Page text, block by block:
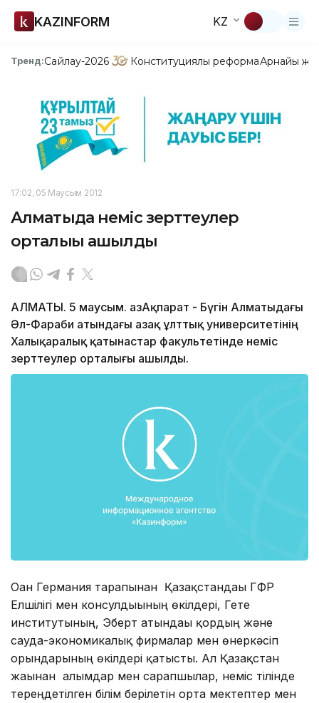
KAZINFORM KZ
Тренд:Сайлау-2026 Конституциялық реформаАрнайы
17:02, 05 Маусым 2012
Алматыда неміс зерттеулер
орталығы ашылды
АЛМАТЫ. 5 маусым. ҚазАқпарат - Бүгін Алматыдағы
Әл-Фараби атындағы Қазақ ұлттық университетінің
Халықаралық қатынастар факультетінде неміс
зерттеулер орталығы ашылды.
Оған Германия тарапынан Қазақстандағы ГФР
Елшілігі мен консулдығының өкілдері, Гете
институтының, Эберт атындағы қордың және
сауда-экономикалық фирмалар мен өнеркәсіп
орындарының өкілдері қатысты. Ал Қазақстан
жағынан ғалымдар мен сарапшылар, неміс тілінде
тереңдетілген білім берілетін орта мектептер мен